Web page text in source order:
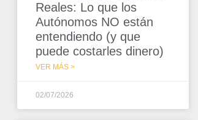
Reales: Lo que los
Autónomos NO están
entendiendo (y que
puede costarles dinero)
VER MÁS >
02/07/2026